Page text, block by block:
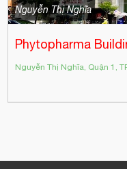
Nguyễn Thị Nghĩa
Phytopharma
Nguyễn Thị Nghĩa, Quận 1,